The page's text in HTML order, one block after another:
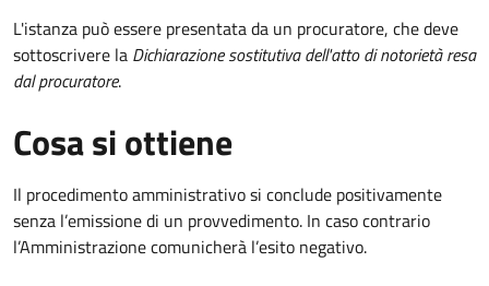
L'istanza può essere presentata da un procuratore, che deve
sottoscrivere la Dichiarazione sostitutiva dell'atto di notorietà resa
dal procuratore.
Cosa si ottiene
Il procedimento amministrativo si conclude positivamente
senza l’emissione di un provvedimento. In caso contrario
l’Amministrazione comunicherà l’esito negativo.